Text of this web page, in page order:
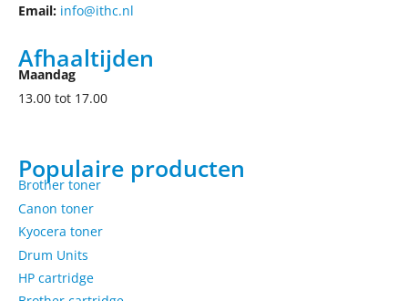
Email: info@ithc.nl
Afhaaltijden
Maandag
13.00 tot 17.00
Populaire producten
Brother toner
Canon toner
Kyocera toner
Drum Units
HP cartridge